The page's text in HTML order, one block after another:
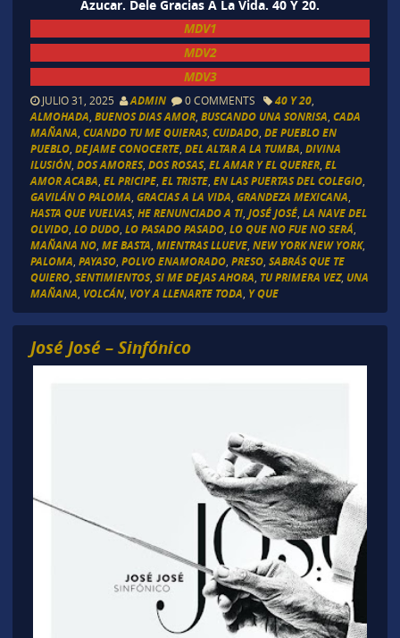
Azucar. Dele Gracias A La Vida. 40 Y 20.
MDV1
MDV2
MDV3
JULIO 31, 2025 ADMIN 0 COMMENTS 40 Y 20,
ALMOHADA BUENOS DIAS AMOR, BUSCANDO UNA SONRISA CADA
MAÑANA CUANDO TU ME QUIERAS, CUIDADO, DE PUEBLO EN
PUEBLO, DEJAME CONOCERTE, DEL ALTAR A LA TUMBA DIVINA
ILUSIÓN, DOS AMORES, DOS ROSAS, EL AMAR Y EL QUERER, EL
AMOR ACABA EL PRICIPE, EL TRISTE, EN LAS PUERTAS DEL COLEGIO,
GAVILÁN O PALOMA GRACIAS A LA VIDA GRANDEZA MEXICANA
HASTA QUE VUELVAS, HE RENUNCIADO A TI, JOSÉ JOSÉ, LA NAVE DEL
OLVIDO, LO DUDO, LO PASADO PASADO, LO QUE NO FUE NO SERÁ
MAÑANA NO, ME BASTA MIENTRAS LLUEVE, NEW YORK NEW YORK,
PALOMA PAYASO, POLVO ENAMORADO, PRESO, SABRÁS QUE TE
QUIERO, SENTIMIENTOS, SI ME DEJAS AHORA TU PRIMERA VEZ, UNA
MAÑANA VOLCÁN, VOY A LLENARTE TODA Y QUE
José José – Sinfónico